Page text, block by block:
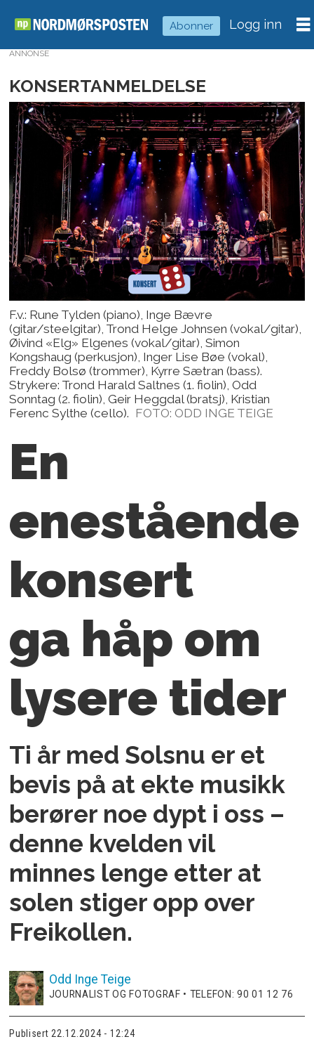
Abonner Logg inn
ANNONSE
KONSERTANMELDELSE
F.v.: Rune Tylden (piano), Inge Bævre
(gitar/steelgitar), Trond Helge Johnsen (vokal/gitar),
Øivind «Elg» Elgenes (vokal/gitar), Simon
Kongshaug (perkusjon), Inger Lise Bøe (vokal),
Freddy Bolsø (trommer), Kyrre Sætran (bass).
Strykere: Trond Harald Saltnes (1. fiolin), Odd
Sonntag (2. fiolin), Geir Heggdal (bratsj), Kristian
Ferenc Sylthe (cello). FOTO: ODD INGE TEIGE
En
enestående
konsert
ga håp om
lysere tider
Ti år med Solsnu er et
bevis på at ekte musikk
berører noe dypt i oss –
denne kvelden vil
minnes lenge etter at
solen stiger opp over
Freikollen.
Odd Inge Teige
JOURNALIST OG FOTOGRAF • TELEFON: 90 01 12 76
Publisert 22.12.2024 - 12:24